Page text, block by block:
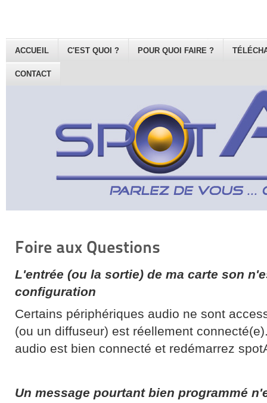
ACCUEIL C'EST QUOI ? POUR QUOI FAIRE ?
CONTACT
Foire aux Questions
L'entrée (ou la sortie) de ma carte son
configuration
Certains périphériques audio ne sont
(ou un diffuseur) est réellement
audio est bien connecté et redémarrez
Un message pourtant bien programmé